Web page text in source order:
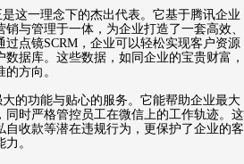
这一理念下的杰出代表。它基于腾讯企业
与管理于一体，为企业打造了一套高效、
点镜SCRM，企业可以轻松实现客户资源
据库。这些数据，如同企业的宝贵财富，
方向。
的功能与贴心的服务。它能帮助企业最大
同时严格管控员工在微信上的工作轨迹。这
自收款等潜在违规行为，更保护了企业的客
。